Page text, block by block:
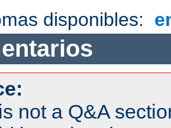
disponibles:
not a Q&A